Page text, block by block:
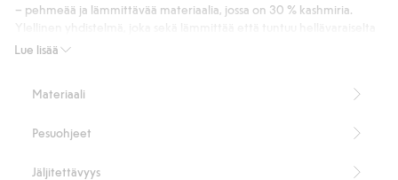
Lue lisää
– pehmeää ja lämmittävää materiaalia, jossa on 30 % kashmiria.
herkkää ihoa vasten. Etupuolella oleva rusetti sekä pieni kääritty
Korkeus: 24 cm
Tuotenumero:
Materiaali
Pesuohjeet
Jäljitettävyys